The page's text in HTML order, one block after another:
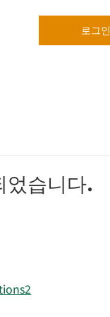
로그인
었습니다.